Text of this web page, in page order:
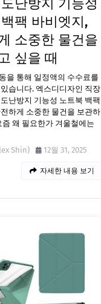
난방지 기능성
팩 바비엣지,
소중한 물건을
싶을 때
을 통해 일정액의 수수료를
습니다. 엑스디디자인 직장
난방지 기능성 노트북 백팩
하게 소중한 물건을 보관하
즘 왜 필요한가 겨울철에는
Shin)
12월 31, 2025
자세한 내용 보기